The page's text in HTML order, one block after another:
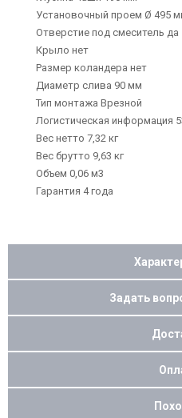
Установочный проем Ø 495
Отверстие под смеситель да
Крыло нет
Размер коландера нет
Диаметр слива 90 мм
Тип монтажа Врезной
Логистическая информация
Вес нетто 7,32 кг
Вес брутто 9,63 кг
Объем 0,06 м3
Гарантия 4 года
Задать